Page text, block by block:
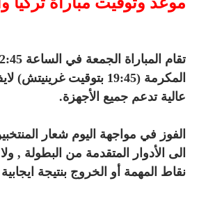
المكرمة (19:45 بتوقيت
عالية تدعم جميع الأجهزة.
الفوز في مواجهة اليوم شعار
الى الأدوار المتقدمة من البطولة ,
نقاط المهمة أو الخروج بنتيجة